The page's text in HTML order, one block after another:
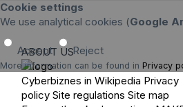
Cookie settings
We use analytical cookies (Google
Accept Reject
More information can be found in Privacy
ABOUT US
Cyberbiznes in Wikipedia Privacy
policy Site regulations Site map